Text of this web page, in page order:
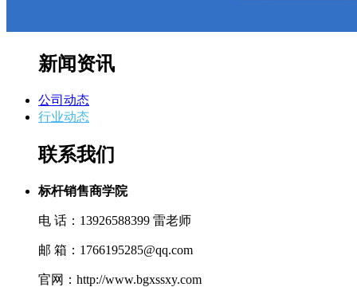
新闻资讯
公司动态
行业动态
联系我们
标杆销售商学院
电 话：13926588399 雷老师
邮 箱：1766195285@qq.com
官网：http://www.bgxssxy.com